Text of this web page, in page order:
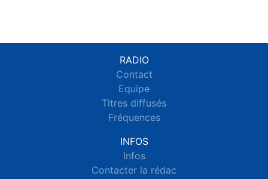
RADIO
Contact
Equipe
Titres diffusés
Fréquences
INFOS
Infos
Contacter la rédac